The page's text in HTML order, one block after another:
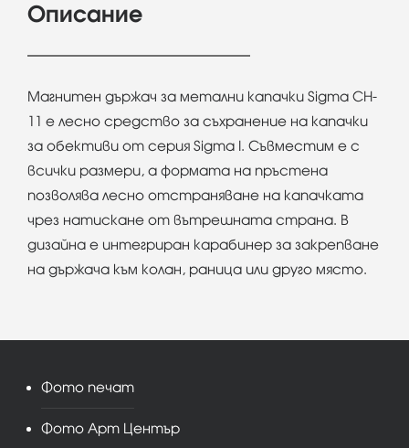
Описание
Магнитен държач за метални капачки Sigma CH-
11 е лесно средство за съхранение на капачки
за обективи от серия Sigma I. Съвместим е с
всички размери, а формата на пръстена
позволява лесно отстраняване на капачката
чрез натискане от вътрешната страна. В
дизайна е интегриран карабинер за закрепване
на държача към колан, раница или друго място.
Фото печат
Фото Арт Център